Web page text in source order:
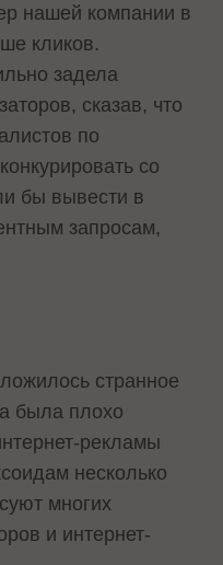
нашей компании в
кликов.
задела
сказав, что
по
со
бы вывести в
запросам,
странное
была плохо
рекламы
несколько
многих
и интернет-